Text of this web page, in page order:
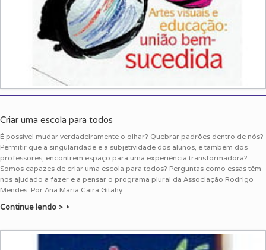
Criar uma escola para todos
É possível mudar verdadeiramente o olhar? Quebrar padrões dentro de nós?
Permitir que a singularidade e a subjetividade dos alunos, e também dos
professores, encontrem espaço para uma experiência transformadora?
Somos capazes de criar uma escola para todos? Perguntas como essas têm
nos ajudado a fazer e a pensar o programa plural da Associação Rodrigo
Mendes. Por Ana Maria Caira Gitahy
Continue lendo >